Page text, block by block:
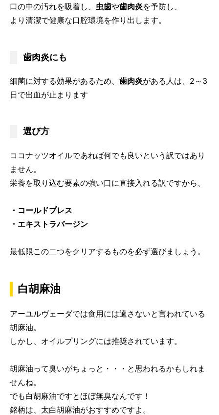
口の中の汚れを吸着し、 虫歯や歯肉炎を予防し、
より清潔で健康な口腔環境を作り出します。
歯肉炎にも
細菌に対する効果があるため、 歯肉炎がある人は、2～3
日で出血が止まります
選び方
ココナッツオイルであれば何でも良いという訳ではあり
ません。
栄養を取り込む要素の強い口に直接入れる訳ですから、
・コールドプレス
・エキストラバージン
最低限この二つをクリアするものを必ず選びましょう。
白胡麻油
アーユルヴェーダでは食用には適さないと言われている
胡麻油。
しかし、オイルプリングには推奨されています。
胡麻油って臭いがちょっと・・・と思われるかもしれま
せんね。
でも白胡麻油ですとほぼ無臭なんです！
銘柄は、太白胡麻油がおすすめですよ。